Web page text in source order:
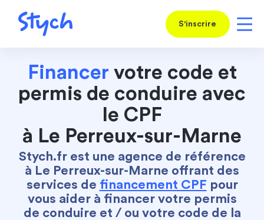
S'inscrire
Financer votre code et
permis de conduire avec
le CPF
à Le Perreux-sur-Marne
Stych.fr est une agence de référence
à Le Perreux-sur-Marne offrant des
services de financement CPF pour
vous aider à financer votre permis
de conduire et / ou votre code de la